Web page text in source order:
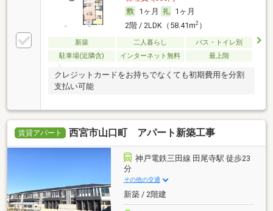
1ヶ月
1ヶ月
2階 / 2LDK（58.41m2）
新築 二人暮らし
バス・トイレ別
駐車場(近隣含)
インターネット無料 最上階
クレジットカードをお持ちでなくても初期費用を分割
支払い可能
賃貸アパート 西宮市山口町 アパート新築工事
神戸電鉄三田線 田尾寺駅 徒歩23
分
その他の交通
新築 / 2階建